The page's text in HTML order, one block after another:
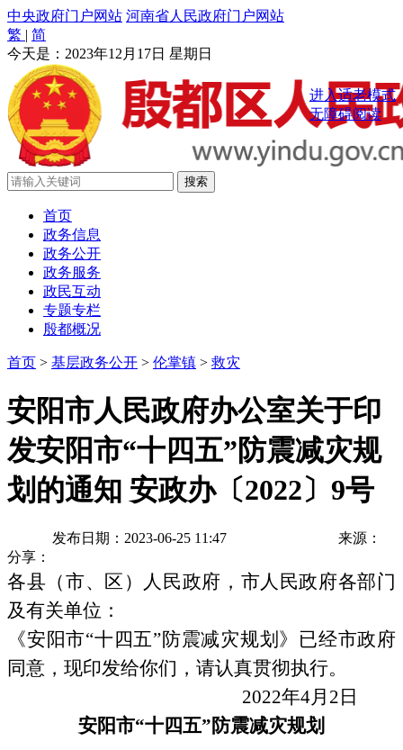
中央政府门户网站 河南省人民政府门户网站
繁 | 简
今天是： 2023年12月17日 星期日
进入适老模式
无障碍阅读
首页
政务信息
政务公开
政务服务
政民互动
专题专栏
殷都概况
首页 > 基层政务公开 > 伦掌镇 > 救灾
安阳市人民政府办公室关于印
发安阳市“十四五”防震减灾规
划的通知 安政办〔2022〕9号
发布日期：2023-06-25 11:47
来源：
分享：
各县（市、区）人民政府，市人民政府各部门
及有关单位：
《安阳市“十四五”防震减灾规划》已经市政府
同意，现印发给你们，请认真贯彻执行。
2022年4月2日
安阳市“十四五”防震减灾规划